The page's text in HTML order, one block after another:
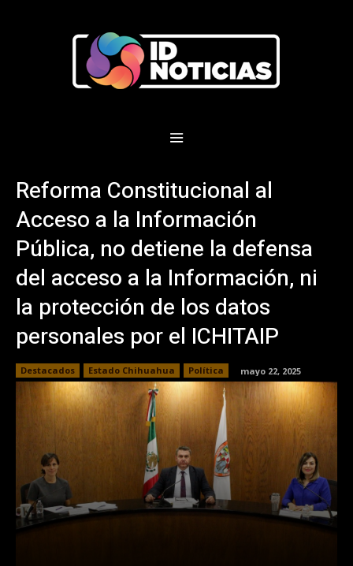
Reforma Constitucional al
Acceso a la Información
Pública, no detiene la defensa
del acceso a la Información, ni
la protección de los datos
personales por el ICHITAIP
Destacados Estado Chihuahua Política mayo 22, 2025